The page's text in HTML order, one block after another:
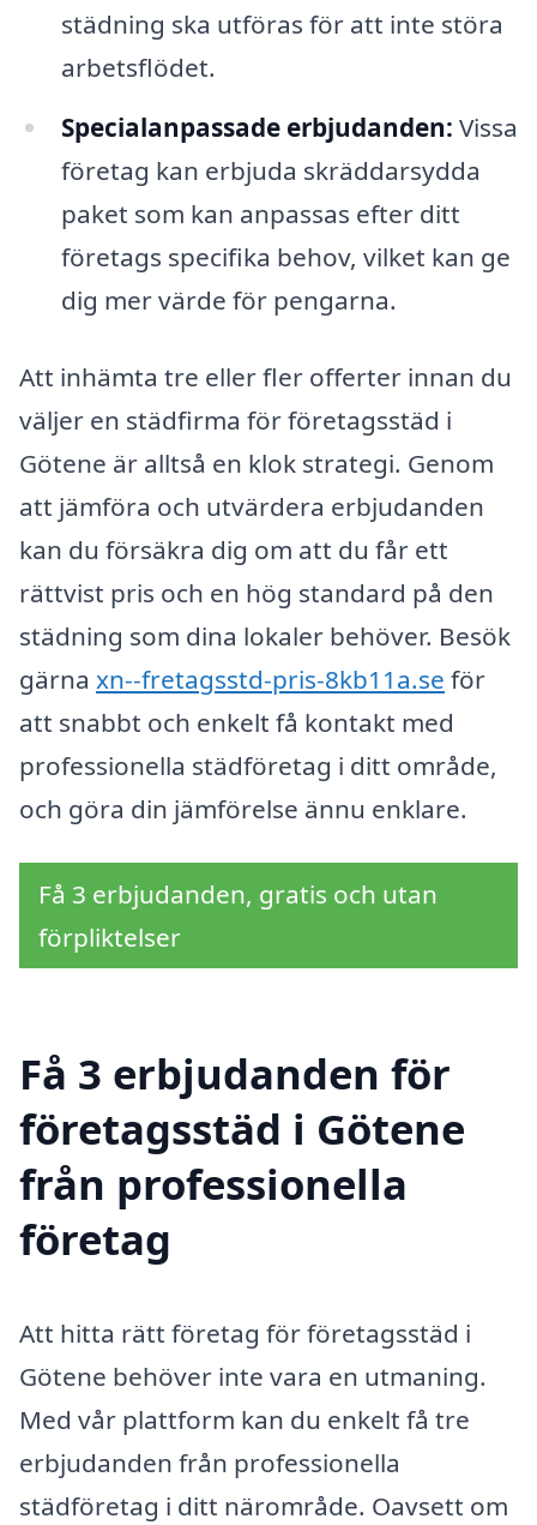
städning ska utföras för att inte störa
arbetsflödet.
Specialanpassade erbjudanden: Vissa
företag kan erbjuda skräddarsydda
paket som kan anpassas efter ditt
företags specifika behov, vilket kan ge
dig mer värde för pengarna.
Att inhämta tre eller fler offerter innan du
väljer en städfirma för företagsstäd i
Götene är alltså en klok strategi. Genom
att jämföra och utvärdera erbjudanden
kan du försäkra dig om att du får ett
rättvist pris och en hög standard på den
städning som dina lokaler behöver. Besök
gärna xn--fretagsstd-pris-8kb11a.se för
att snabbt och enkelt få kontakt med
professionella städföretag i ditt område,
och göra din jämförelse ännu enklare.
Få 3 erbjudanden, gratis och utan
förpliktelser
Få 3 erbjudanden för
företagsstäd i Götene
från professionella
företag
Att hitta rätt företag för företagsstäd i
Götene behöver inte vara en utmaning.
Med vår plattform kan du enkelt få tre
erbjudanden från professionella
städföretag i ditt närområde. Oavsett om